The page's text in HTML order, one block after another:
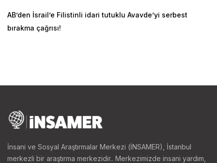
AB’den İsrail’e Filistinli idari tutuklu Avavde’yi serbest
bırakma çağrısı!
İnsani ve Sosyal Araştırmalar Merkezi (İNSAMER), İstanbul
merkezli bir araştırma merkezidir.. Merkezimizde insani yardım,